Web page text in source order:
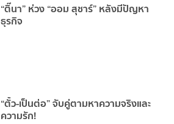
“ติ๊นา” ห่วง “ออม สุชาร์” หลังมีปัญหา
ธุรกิจ
“ตั้ว-เป็นต่อ” จับคู่ตามหาความจริงและ
ความรัก!